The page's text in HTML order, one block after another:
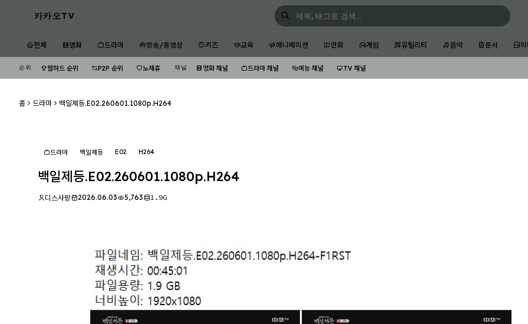
카카오TV
전체 영화 드라마 방송/동영상 키즈 교육 애니메이션 만화 게임 유틸리티 음악 문서
순위 웹하드 순위 P2P 순위 노제휴 채널 영화 채널 드라마 채널 예능 채널 TV 채널
홈 드라마 백일제등.E02.260601.1080p.H264
드라마 백일제등 E02 H264
백일제등.E02.260601.1080p.H264
디스사랑 2026.06.03 5,763 1.9G